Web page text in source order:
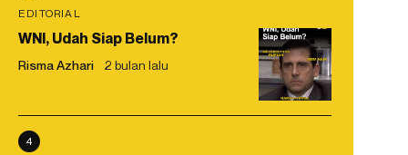
EDITORIAL
WNI, Udah Siap Belum?
Risma Azhari 2 bulan lalu
4